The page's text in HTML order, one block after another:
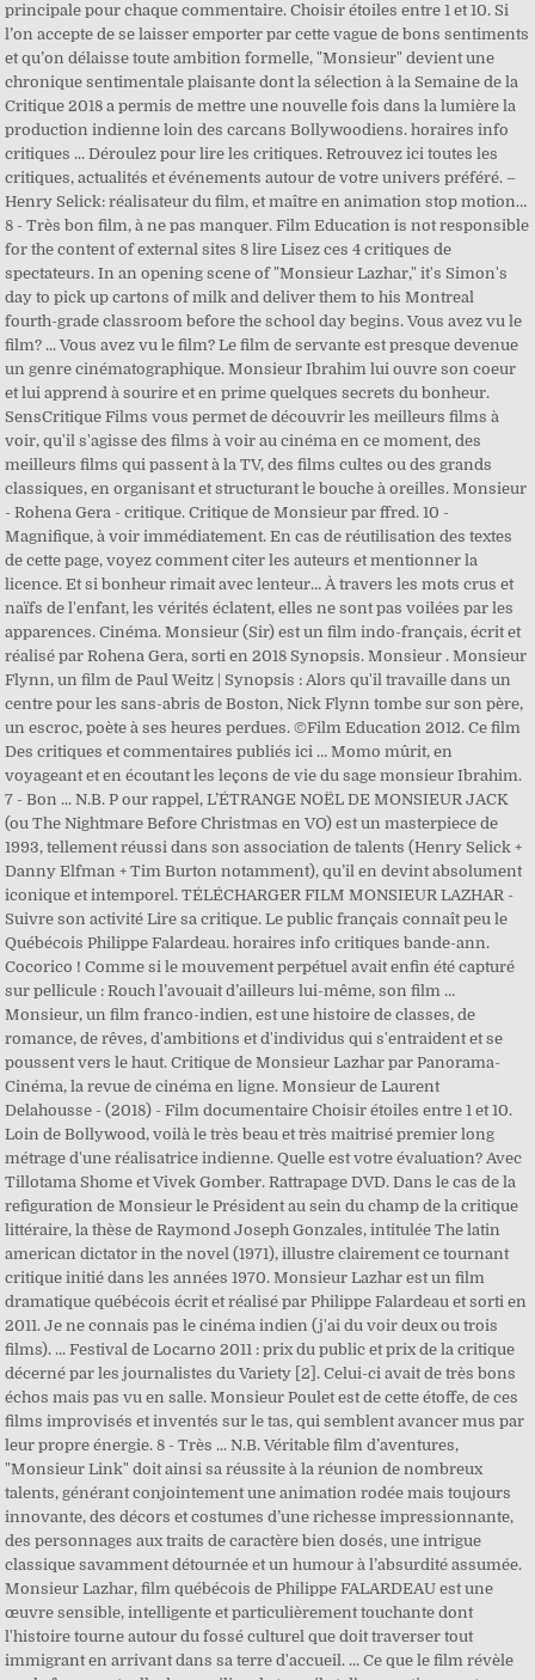
principale pour chaque commentaire. Choisir étoiles entre 1 et 10. Si
l’on accepte de se laisser emporter par cette vague de bons sentiments
et qu’on délaisse toute ambition formelle, "Monsieur" devient une
chronique sentimentale plaisante dont la sélection à la Semaine de la
Critique 2018 a permis de mettre une nouvelle fois dans la lumière la
production indienne loin des carcans Bollywoodiens. horaires info
critiques ... Déroulez pour lire les critiques. Retrouvez ici toutes les
critiques, actualités et événements autour de votre univers préféré. –
Henry Selick: réalisateur du film, et maître en animation stop motion…
8 - Très bon film, à ne pas manquer. Film Education is not responsible
for the content of external sites 8 lire Lisez ces 4 critiques de
spectateurs. In an opening scene of "Monsieur Lazhar," it's Simon's
day to pick up cartons of milk and deliver them to his Montreal
fourth-grade classroom before the school day begins. Vous avez vu le
film? ... Vous avez vu le film? Le film de servante est presque devenue
un genre cinématographique. Monsieur Ibrahim lui ouvre son coeur
et lui apprend à sourire et en prime quelques secrets du bonheur.
SensCritique Films vous permet de découvrir les meilleurs films à
voir, qu'il s'agisse des films à voir au cinéma en ce moment, des
meilleurs films qui passent à la TV, des films cultes ou des grands
classiques, en organisant et structurant le bouche à oreilles. Monsieur
- Rohena Gera - critique. Critique de Monsieur par ffred. 10 -
Magnifique, à voir immédiatement. En cas de réutilisation des textes
de cette page, voyez comment citer les auteurs et mentionner la
licence. Et si bonheur rimait avec lenteur… À travers les mots crus et
naïfs de l'enfant, les vérités éclatent, elles ne sont pas voilées par les
apparences. Cinéma. Monsieur (Sir) est un film indo-français, écrit et
réalisé par Rohena Gera, sorti en 2018 Synopsis. Monsieur . Monsieur
Flynn, un film de Paul Weitz | Synopsis : Alors qu'il travaille dans un
centre pour les sans-abris de Boston, Nick Flynn tombe sur son père,
un escroc, poète à ses heures perdues. ©Film Education 2012. Ce film
Des critiques et commentaires publiés ici … Momo mûrit, en
voyageant et en écoutant les leçons de vie du sage monsieur Ibrahim.
7 - Bon ... N.B. P our rappel, L’ÉTRANGE NOËL DE MONSIEUR JACK
(ou The Nightmare Before Christmas en VO) est un masterpiece de
1993, tellement réussi dans son association de talents (Henry Selick +
Danny Elfman + Tim Burton notamment), qu’il en devint absolument
iconique et intemporel. TÉLÉCHARGER FILM MONSIEUR LAZHAR -
Suivre son activité Lire sa critique. Le public français connaît peu le
Québécois Philippe Falardeau. horaires info critiques bande-ann.
Cocorico ! Comme si le mouvement perpétuel avait enfin été capturé
sur pellicule : Rouch l’avouait d’ailleurs lui-même, son film …
Monsieur, un film franco-indien, est une histoire de classes, de
romance, de rêves, d'ambitions et d'individus qui s'entraident et se
poussent vers le haut. Critique de Monsieur Lazhar par Panorama-
Cinéma, la revue de cinéma en ligne. Monsieur de Laurent
Delahousse - (2018) - Film documentaire Choisir étoiles entre 1 et 10.
Loin de Bollywood, voilà le très beau et très maitrisé premier long
métrage d'une réalisatrice indienne. Quelle est votre évaluation? Avec
Tillotama Shome et Vivek Gomber. Rattrapage DVD. Dans le cas de la
refiguration de Monsieur le Président au sein du champ de la critique
littéraire, la thèse de Raymond Joseph Gonzales, intitulée The latin
american dictator in the novel (1971), illustre clairement ce tournant
critique initié dans les années 1970. Monsieur Lazhar est un film
dramatique québécois écrit et réalisé par Philippe Falardeau et sorti en
2011. Je ne connais pas le cinéma indien (j'ai du voir deux ou trois
films). ... Festival de Locarno 2011 : prix du public et prix de la critique
décerné par les journalistes du Variety [2]. Celui-ci avait de très bons
échos mais pas vu en salle. Monsieur Poulet est de cette étoffe, de ces
films improvisés et inventés sur le tas, qui semblent avancer mus par
leur propre énergie. 8 - Très ... N.B. Véritable film d’aventures,
"Monsieur Link" doit ainsi sa réussite à la réunion de nombreux
talents, générant conjointement une animation rodée mais toujours
innovante, des décors et costumes d’une richesse impressionnante,
des personnages aux traits de caractère bien dosés, une intrigue
classique savamment détournée et un humour à l’absurdité assumée.
Monsieur Lazhar, film québécois de Philippe FALARDEAU est une
œuvre sensible, intelligente et particulièrement touchante dont
l'histoire tourne autour du fossé culturel que doit traverser tout
immigrant en arrivant dans sa terre d'accueil. ... Ce que le film révèle